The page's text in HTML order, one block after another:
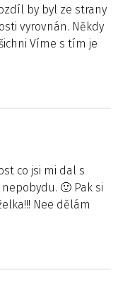
by byl ze strany
vyrovnán. Někdy
Víme s tím je
co jsi mi dal s
🙂 Pak si
Nee dělám